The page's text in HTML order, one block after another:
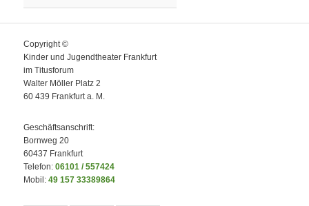
Copyright ©
Kinder und Jugendtheater Frankfurt
im Titusforum
Walter Möller Platz 2
60 439 Frankfurt a. M.
Geschäftsanschrift:
Bornweg 20
60437 Frankfurt
Telefon:06101 / 557424
Mobil:49 157 33389864